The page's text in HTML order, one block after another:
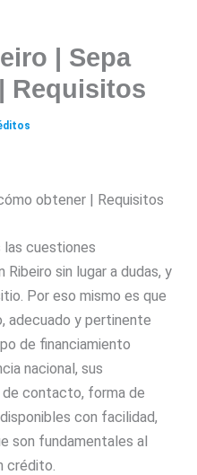
| Sepa
Requisitos
las cuestiones
sin lugar a dudas, y
Por eso mismo es que
adecuado y pertinente
de financiamiento
nacional, sus
contacto, forma de
con facilidad,
son fundamentales al
crédito.